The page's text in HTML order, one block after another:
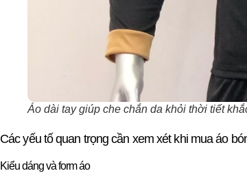
Áo dài tay giúp che chắn da khỏi thời tiết
Các yếu tố quan trọng cần xem xét khi mua áo
Kiểu dáng và form áo